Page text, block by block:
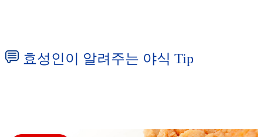
효성인이 알려주는 야식 Tip